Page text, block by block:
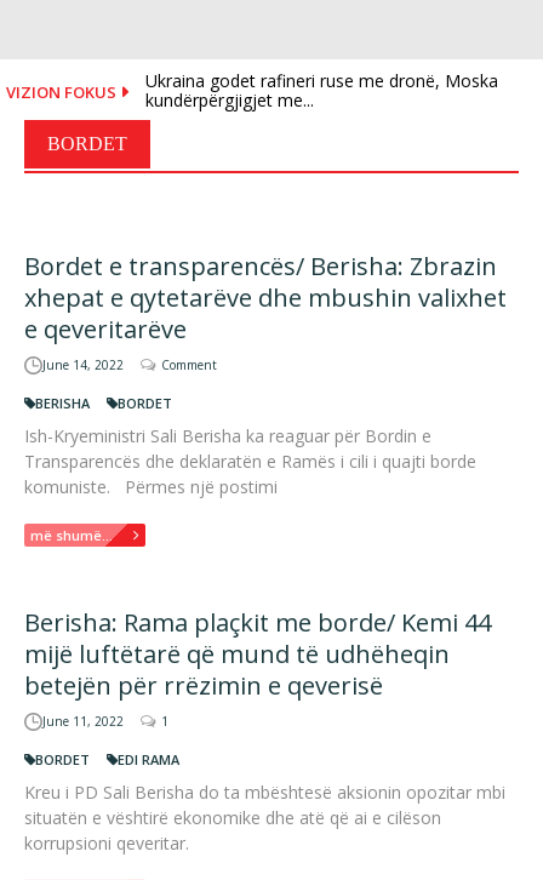
VIZION FOKUS
Ukraina godet rafineri ruse me dronë, Moska
kundërpërgjigjet me...
BORDET
Bordet e transparencës/ Berisha: Zbrazin
xhepat e qytetarëve dhe mbushin valixhet
e qeveritarëve
June 14, 2022 Comment
BERISHA BORDET
Ish-Kryeministri Sali Berisha ka reaguar për Bordin e
Transparencës dhe deklaratën e Ramës i cili i quajti borde
komuniste. Përmes një postimi
më shumë...
Berisha: Rama plaçkit me borde/ Kemi 44
mijë luftëtarë që mund të udhëheqin
betejën për rrëzimin e qeverisë
June 11, 2022 1
BORDET EDI RAMA
Kreu i PD Sali Berisha do ta mbështesë aksionin opozitar mbi
situatën e vështirë ekonomike dhe atë që ai e cilëson
korrupsioni qeveritar.